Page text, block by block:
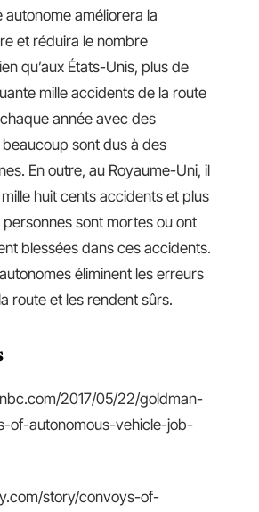
autonome améliorera la
et réduira le nombre
qu’aux États-Unis, plus de
mille accidents de la route
année avec des
sont dus à des
En outre, au Royaume-Uni, il
huit cents accidents et plus
sont mortes ou ont
blessées dans ces accidents.
éliminent les erreurs
route et les rendent sûrs.
2017/05/22/goldman-
of-autonomous-vehicle-job-
story/convoys-of-